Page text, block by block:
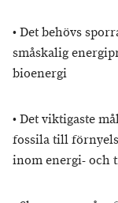
•Det behövs
småskalig
bioenergi
•Det viktigaste
fossila till
inom energi- och